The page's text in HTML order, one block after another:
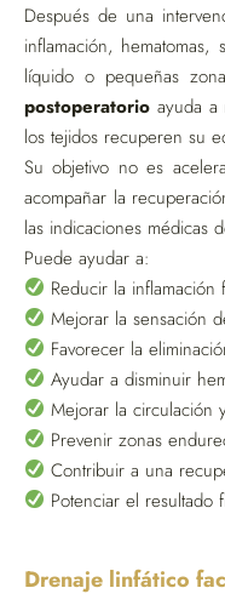
Después de una
inflamación,
líquido o pequeñas
postoperatorio ayuda a
los tejidos recuperen su
Su objetivo no es
acompañar la
las indicaciones médicas
Puede ayudar a:
Reducir la inflamación
Mejorar la sensación
Favorecer la
Ayudar a disminuir
Mejorar la circulación
Prevenir zonas
Contribuir a una
Potenciar el resultado
Drenaje linfático